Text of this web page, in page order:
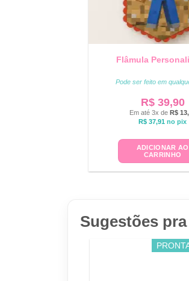
Flâmula
Pode ser feito em
R$39,90
Em até 3x de R$
R$ 37,91 no pix
ADICIONAR AO
CARRINHO
Sugestões